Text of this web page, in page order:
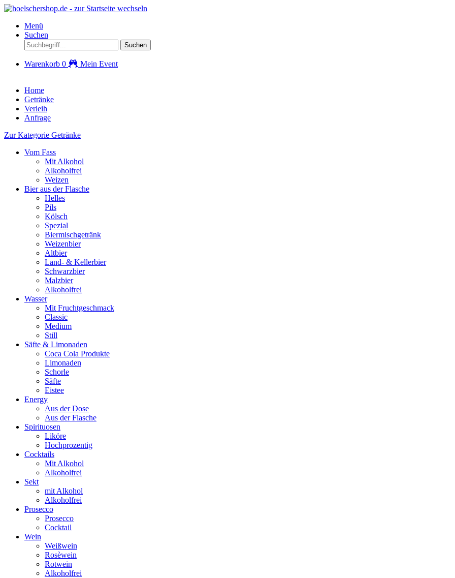
Menü
Suchen
Suchen
Warenkorb 0 Mein Event
Home
Getränke
Verleih
Anfrage
Zur Kategorie Getränke
Vom Fass
Mit Alkohol
Alkoholfrei
Weizen
Bier aus der Flasche
Helles
Pils
Kölsch
Spezial
Biermischgetränk
Weizenbier
Altbier
Land- & Kellerbier
Schwarzbier
Malzbier
Alkoholfrei
Wasser
Mit Fruchtgeschmack
Classic
Medium
Still
Säfte & Limonaden
Coca Cola Produkte
Limonaden
Schorle
Säfte
Eistee
Energy
Aus der Dose
Aus der Flasche
Spirituosen
Liköre
Hochprozentig
Cocktails
Mit Alkohol
Alkoholfrei
Sekt
mit Alkohol
Alkoholfrei
Prosecco
Prosecco
Cocktail
Wein
Weißwein
Rosèwein
Rotwein
Alkoholfrei